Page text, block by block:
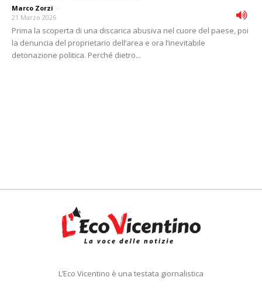
Marco Zorzi -
21 Marzo 2026
Prima la scoperta di una discarica abusiva nel cuore del paese, poi
la denuncia del proprietario dell’area e ora l’inevitabile
detonazione politica. Perché dietro...
L’Eco Vicentino è una testata giornalistica